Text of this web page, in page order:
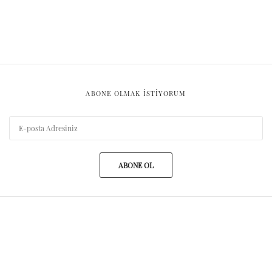
ABONE OLMAK ISTIYORUM
ABONE OL